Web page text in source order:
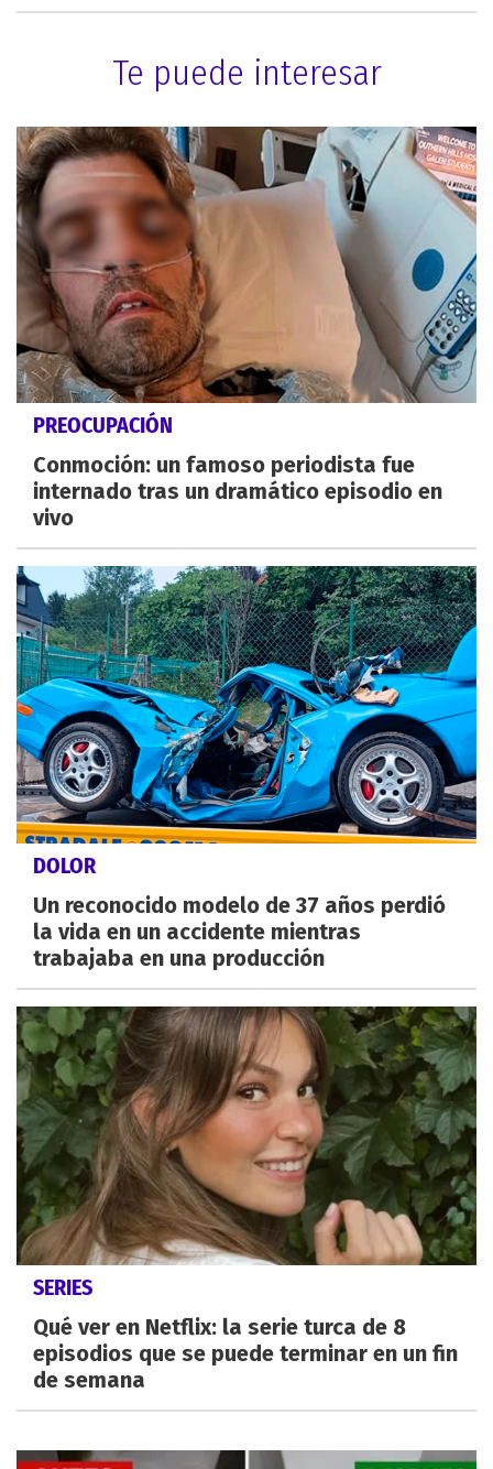
Te puede interesar
PREOCUPACIÓN
Conmoción: un famoso periodista fue
internado tras un dramático episodio en
vivo
DOLOR
Un reconocido modelo de 37 años perdió
la vida en un accidente mientras
trabajaba en una producción
SERIES
Qué ver en Netflix: la serie turca de 8
episodios que se puede terminar en un fin
de semana